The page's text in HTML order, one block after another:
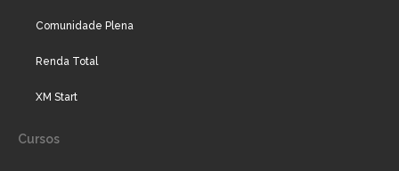
Comunidade Plena
Renda Total
XM Start
Cursos